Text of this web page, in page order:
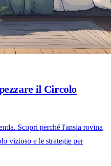
il Circolo
Scopri perché l'ansia rovina
vizioso e le strategie per